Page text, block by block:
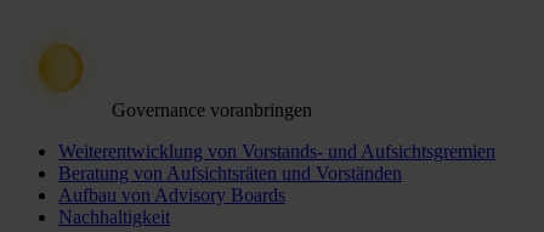
Governance voranbringen
Weiterentwicklung von Vorstands- und Aufsichtsgremien
Beratung von Aufsichtsräten und Vorständen
Aufbau von Advisory Boards
Nachhaltigkeit